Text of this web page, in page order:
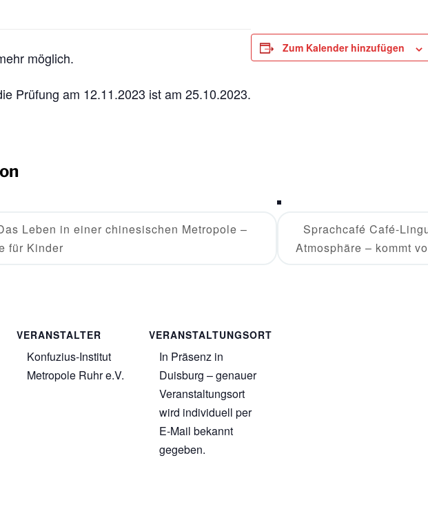
möglich.
Prüfung am 12.11.2023 ist am 25.10.2023.
Zum Kalender hinzufügen
VERANSTALTER
Konfuzius-Institut
Metropole Ruhr e.V.
VERANSTALTUNGSORT
In Präsenz in
Duisburg – genauer
Veranstaltungsort
wird individuell per
E-Mail bekannt
gegeben.
Leben in einer chinesischen Metropole –
für Kinder
Sprachcafé Café-
Atmosphäre – kommt